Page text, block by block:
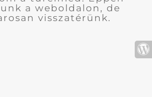
a weboldalon, de
visszatérünk.